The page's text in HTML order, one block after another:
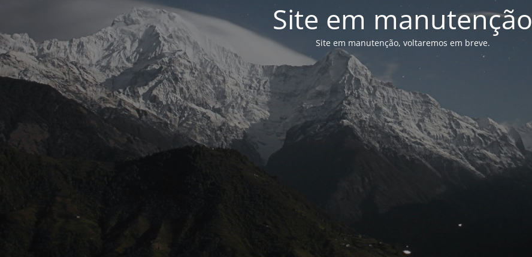
Site em manutenção
Site em manutenção, voltaremos em breve.